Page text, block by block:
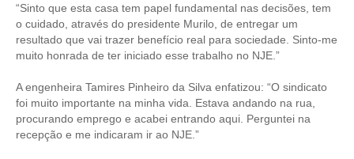
“Sinto que esta casa tem papel fundamental nas decisões, tem
o cuidado, através do presidente Murilo, de entregar um
resultado que vai trazer benefício real para sociedade. Sinto-me
muito honrada de ter iniciado esse trabalho no NJE.”
A engenheira Tamires Pinheiro da Silva enfatizou: “O sindicato
foi muito importante na minha vida. Estava andando na rua,
procurando emprego e acabei entrando aqui. Perguntei na
recepção e me indicaram ir ao NJE.”